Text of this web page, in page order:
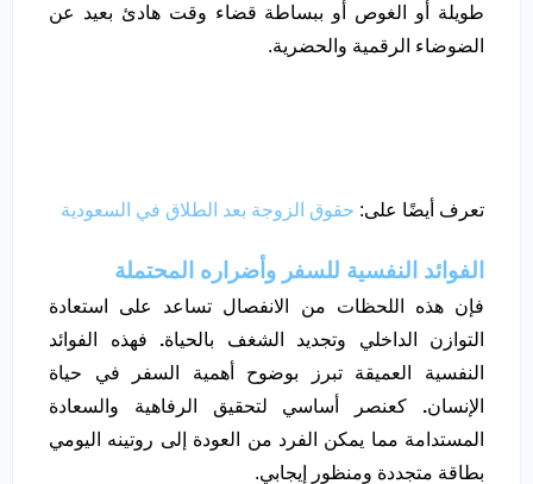
طويلة أو الغوص أو ببساطة قضاء وقت هادئ بعيد عن
الضوضاء الرقمية والحضرية.
تعرف أيضًا على: حقوق الزوجة بعد الطلاق في السعودية
الفوائد النفسية للسفر وأضراره المحتملة
فإن هذه اللحظات من الانفصال تساعد على استعادة
التوازن الداخلي وتجديد الشغف بالحياة. فهذه الفوائد
النفسية العميقة تبرز بوضوح أهمية السفر في حياة
الإنسان. كعنصر أساسي لتحقيق الرفاهية والسعادة
المستدامة مما يمكن الفرد من العودة إلى روتينه اليومي
بطاقة متجددة ومنظور إيجابي.